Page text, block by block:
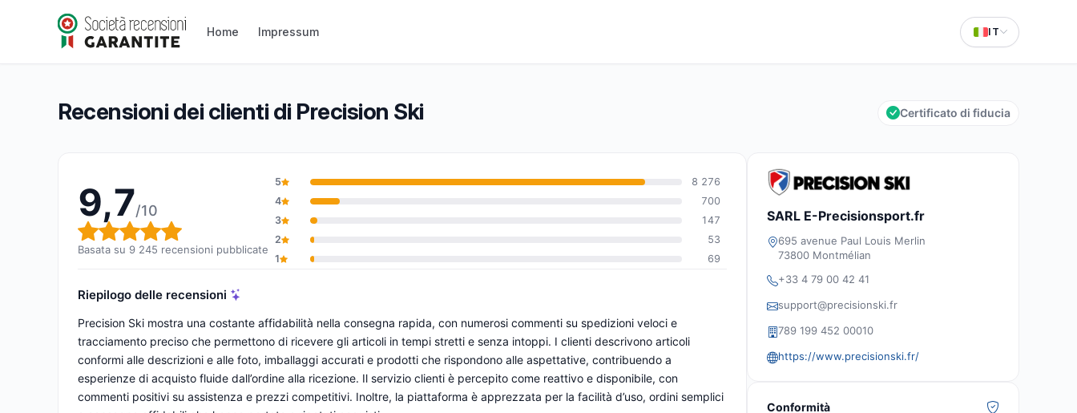
Home Impressum IT
Precision Ski
Valutazione globale: 9,7 su 10
9,7/10(9 245 recensioni)
Recensioni dei clienti di Precision Ski Certificato di fiducia
9,7/10
Valutazione globale: 9,7 su 10
Basata su 9 245 recensioni pubblicate
5
8 276
4
700
3
147
2
53
1
69
Riepilogo delle recensioni
Precision Ski mostra una costante affidabilità nella consegna rapida, con numerosi commenti su spedizioni veloci e
tracciamento preciso che permettono di ricevere gli articoli in tempi stretti e senza intoppi. I clienti descrivono articoli
conformi alle descrizioni e alle foto, imballaggi accurati e prodotti che rispondono alle aspettative, contribuendo a
esperienze di acquisto fluide dall’ordine alla ricezione. Il servizio clienti è percepito come reattivo e disponibile, con
commenti positivi su assistenza e prezzi competitivi. Inoltre, la piattaforma è apprezzata per la facilità d’uso, ordini semplici
SARL E-Precisionsport.fr
695 avenue Paul Louis Merlin
73800 Montmélian
+33 4 79 00 42 41
support@precisionski.fr
789 199 452 00010
https://www.precisionski.fr/
Conformità